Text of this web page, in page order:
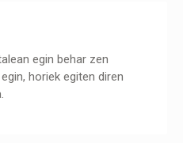
egin behar zen
horiek egiten diren